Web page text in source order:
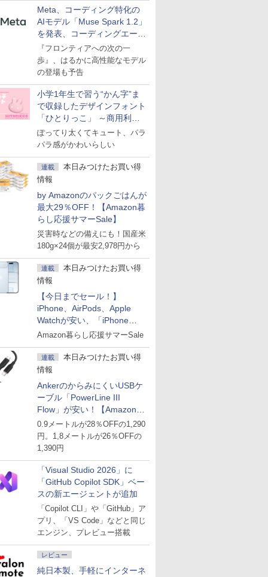
Meta、コーディング特化の
AIモデル「Muse Spark 1.2」
を発表、コーディングエージ
ェント「Muse Code」も
『フロンティアへの次の一
歩』、はるかに高性能なモデル
の登場も予告
小学1年生で習う“かん字”ま
で収録したデザインフォント
「ひとりっこ」 ～商用利用
OK
ぽってり太くてキュート、パラ
パラ感がかわいらしい
連載
本日みつけたお買い得
情報
by Amazonのパックごはんが
最大29％OFF！【Amazon暮
らし応援サマーSale】
災害時などの備えにも！国産米
180g×24個が最安2,978円から
連載
本日みつけたお買い得
情報
【今日までセール！】
iPhone、AirPods、Apple
Watchが安い、「iPhone
Air」256GB版が139,800円な
Amazon暮らし応援サマーSale
連載
本日みつけたお買い得
情報
AnkerのからみにくいUSBケ
ーブル「PowerLine III
Flow」が安い！【Amazon暮
らし応援サマーSale】
0.9メートルが28％OFFの1,290
円。1,8メートルが26％OFFの
1,390円
「Visual Studio 2026」に
「GitHub Copilot SDK」ベー
スの新エージェントが追加
「Copilot CLI」や「GitHub」ア
プリ、「VS Code」などと同じ
エンジン、プレビュー搭載
レビュー
純日本製、手軽にインターネ